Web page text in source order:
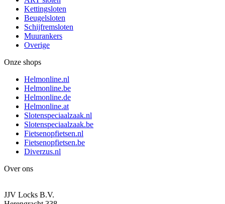
Kettingsloten
Beugelsloten
Schijfremsloten
Muurankers
Overige
Onze shops
Helmonline.nl
Helmonline.be
Helmonline.de
Helmonline.at
Slotenspeciaalzaak.nl
Slotenspeciaalzaak.be
Fietsenopfietsen.nl
Fietsenopfietsen.be
Diverzus.nl
Over ons
JJV Locks B.V.